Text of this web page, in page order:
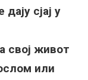
сјај у
свој живот
или